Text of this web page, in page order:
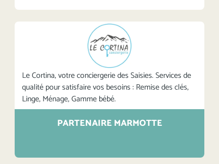
Le Cortina, votre conciergerie des Saisies. Services de
qualité pour satisfaire vos besoins : Remise des clés,
Linge, Ménage, Gamme bébé.
PARTENAIRE MARMOTTE